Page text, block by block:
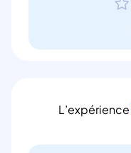
L’expérience